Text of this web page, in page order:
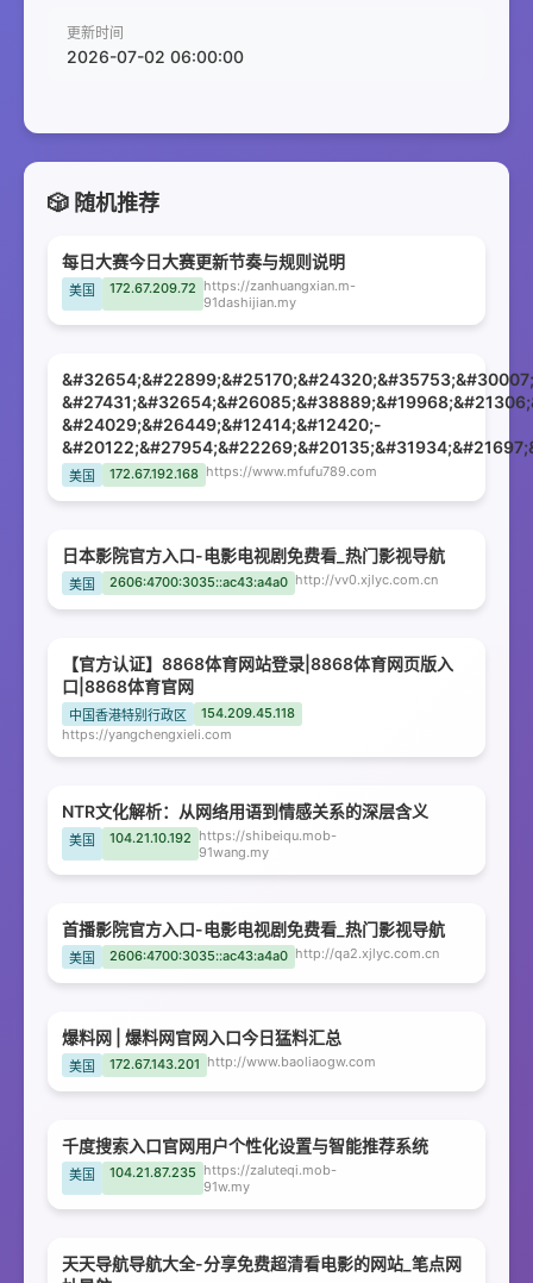
更新时间
2026-07-02 06:00:00
🎲 随机推荐
每日大赛今日大赛更新节奏与规则说明
美国 172.67.209.72 https://zanhuangxian.m-
91dashijian.my
&#24029;&#26449;&#12414;&#12420;-
美国 172.67.192.168 https://www.mfufu789.com
日本影院官方入口-电影电视剧免费看_热门影视导航
美国 2606:4700:3035::ac43:a4a0 http://vv0.xjlyc.com.cn
【官方认证】8868体育网站登录|8868体育网页版入
口|8868体育官网
中国香港特别行政区
154.209.45.118
https://yangchengxieli.com
NTR文化解析：从网络用语到情感关系的深层含义
美国 104.21.10.192 https://shibeiqu.mob-
91wang.my
首播影院官方入口-电影电视剧免费看_热门影视导航
美国 2606:4700:3035::ac43:a4a0 http://qa2.xjlyc.com.cn
爆料网 | 爆料网官网入口今日猛料汇总
美国 172.67.143.201 http://www.baoliaogw.com
千度搜索入口官网用户个性化设置与智能推荐系统
美国 104.21.87.235 https://zaluteqi.mob-
91w.my
天天导航导航大全-分享免费超清看电影的网站_笔点网